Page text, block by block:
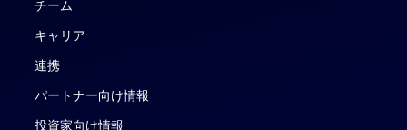
チーム
キャリア
連携
パートナー向け情報
投資家向け情報